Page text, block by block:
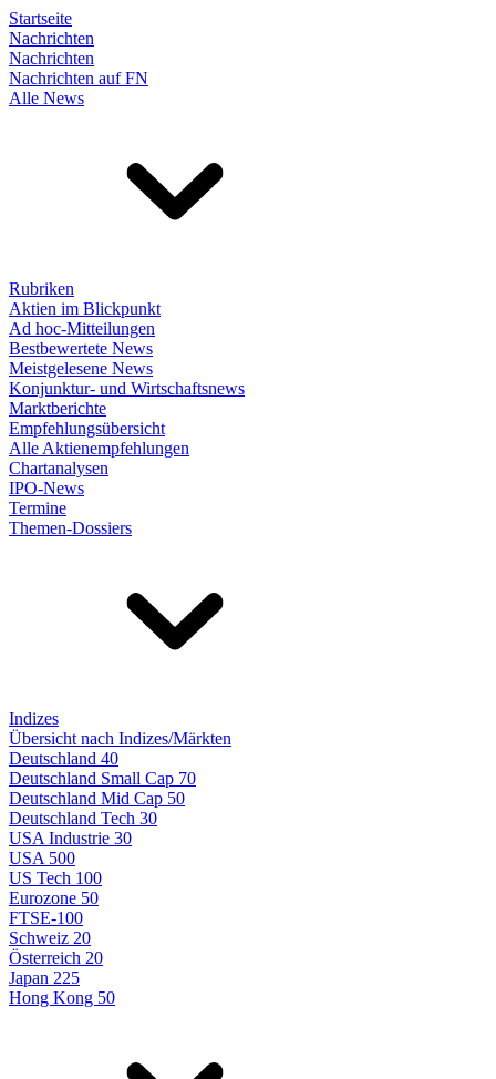
Startseite
Nachrichten
Nachrichten
Nachrichten auf FN
Alle News
Rubriken
Aktien im Blickpunkt
Ad hoc-Mitteilungen
Bestbewertete News
Meistgelesene News
Konjunktur- und Wirtschaftsnews
Marktberichte
Empfehlungsübersicht
Alle Aktienempfehlungen
Chartanalysen
IPO-News
Termine
Themen-Dossiers
Indizes
Übersicht nach Indizes/Märkten
Deutschland 40
Deutschland Small Cap 70
Deutschland Mid Cap 50
Deutschland Tech 30
USA Industrie 30
USA 500
US Tech 100
Eurozone 50
FTSE-100
Schweiz 20
Österreich 20
Japan 225
Hong Kong 50